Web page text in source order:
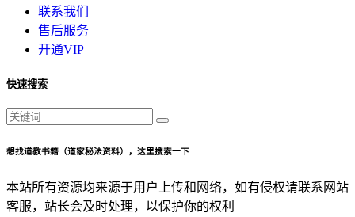
联系我们
售后服务
开通VIP
快速搜索
想找道教书籍（道家秘法资料），这里搜索一下
本站所有资源均来源于用户上传和网络，如有侵权请联系网站
客服，站长会及时处理，以保护你的权利